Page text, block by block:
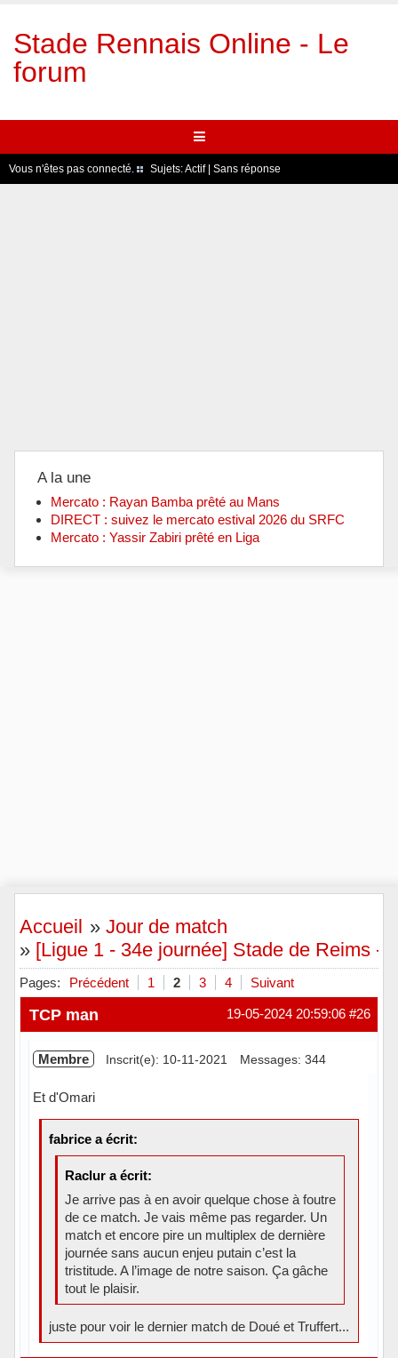
Stade Rennais Online - Le
forum
Vous n'êtes pas connecté. Sujets:Actif| Sans réponse
A la une
Mercato : Rayan Bamba prêté au Mans
DIRECT : suivez le mercato estival 2026 du SRFC
Mercato : Yassir Zabiri prêté en Liga
Accueil »Jour de match
» [Ligue 1 - 34e journée] Stade de Reims -
Pages: Précédent 1 2 3 4 Suivant
#26
19-05-2024 20:59:06
TCP man
Membre Inscrit(e): 10-11-2021 Messages: 344
Et d'Omari
fabrice a écrit:
Raclur a écrit:
Je arrive pas à en avoir quelque chose à foutre
de ce match. Je vais même pas regarder. Un
match et encore pire un multiplex de dernière
journée sans aucun enjeu putain c’est la
tristitude. A l’image de notre saison. Ça gâche
tout le plaisir.
juste pour voir le dernier match de Doué et Truffert...